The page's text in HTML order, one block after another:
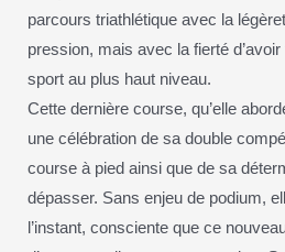
parcours triathlétique avec la
pression, mais avec la fierté
sport au plus haut niveau.
Cette dernière course, qu’elle
une célébration de sa double
course à pied ainsi que de sa
dépasser. Sans enjeu de podium,
l’instant, consciente que ce